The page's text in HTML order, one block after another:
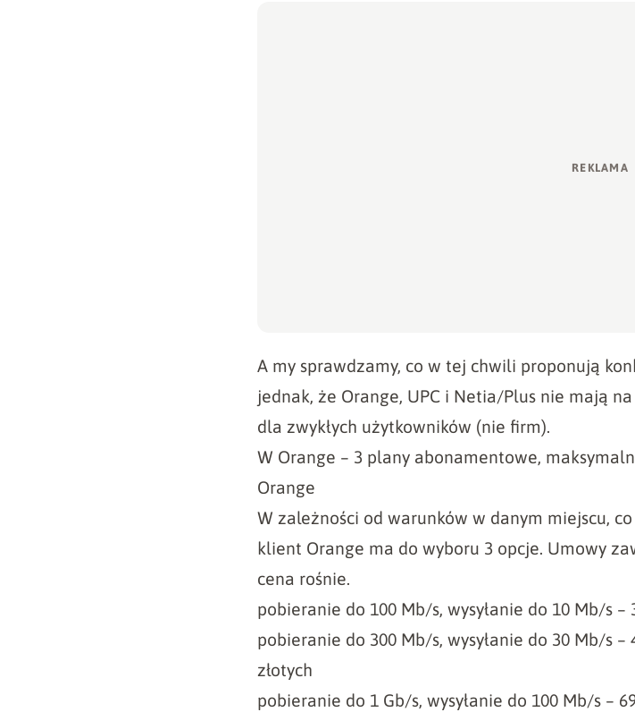
A my sprawdzamy, co w tej chwili proponują
jednak, że Orange, UPC i Netia/Plus nie mają
dla zwykłych użytkowników (nie firm).
W Orange – 3 plany abonamentowe,
Orange
W zależności od warunków w danym miejscu,
klient Orange ma do wyboru 3 opcje. Umowy
cena rośnie.
pobieranie do 100 Mb/s, wysyłanie do 10 Mb/s –
pobieranie do 300 Mb/s, wysyłanie do 30 Mb/s –
złotych
pobieranie do 1 Gb/s, wysyłanie do 100 Mb/s –